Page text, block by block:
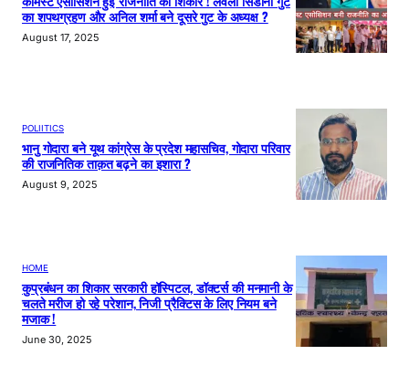
का शपथग्रहण और अनिल शर्मा बने दूसरे गुट के अध्यक्ष ?
August 17, 2025
POLIITICS
भानु गोदारा बने यूथ कांग्रेस के प्रदेश महासचिव, गोदारा परिवार
की राजनितिक ताक़त बढ़ने का इशारा ?
August 9, 2025
HOME
कुप्रबंधन का शिकार सरकारी हॉस्पिटल, डॉक्टर्स की मनमानी के
चलते मरीज हो रहे परेशान, निजी प्रैक्टिस के लिए नियम बने
मजाक !
June 30, 2025